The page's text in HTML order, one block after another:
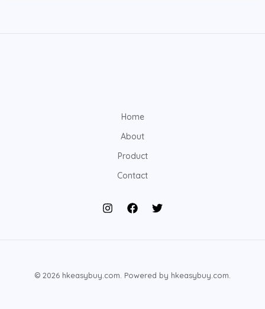
Home
About
Product
Contact
© 2026 hkeasybuy.com. Powered by hkeasybuy.com.